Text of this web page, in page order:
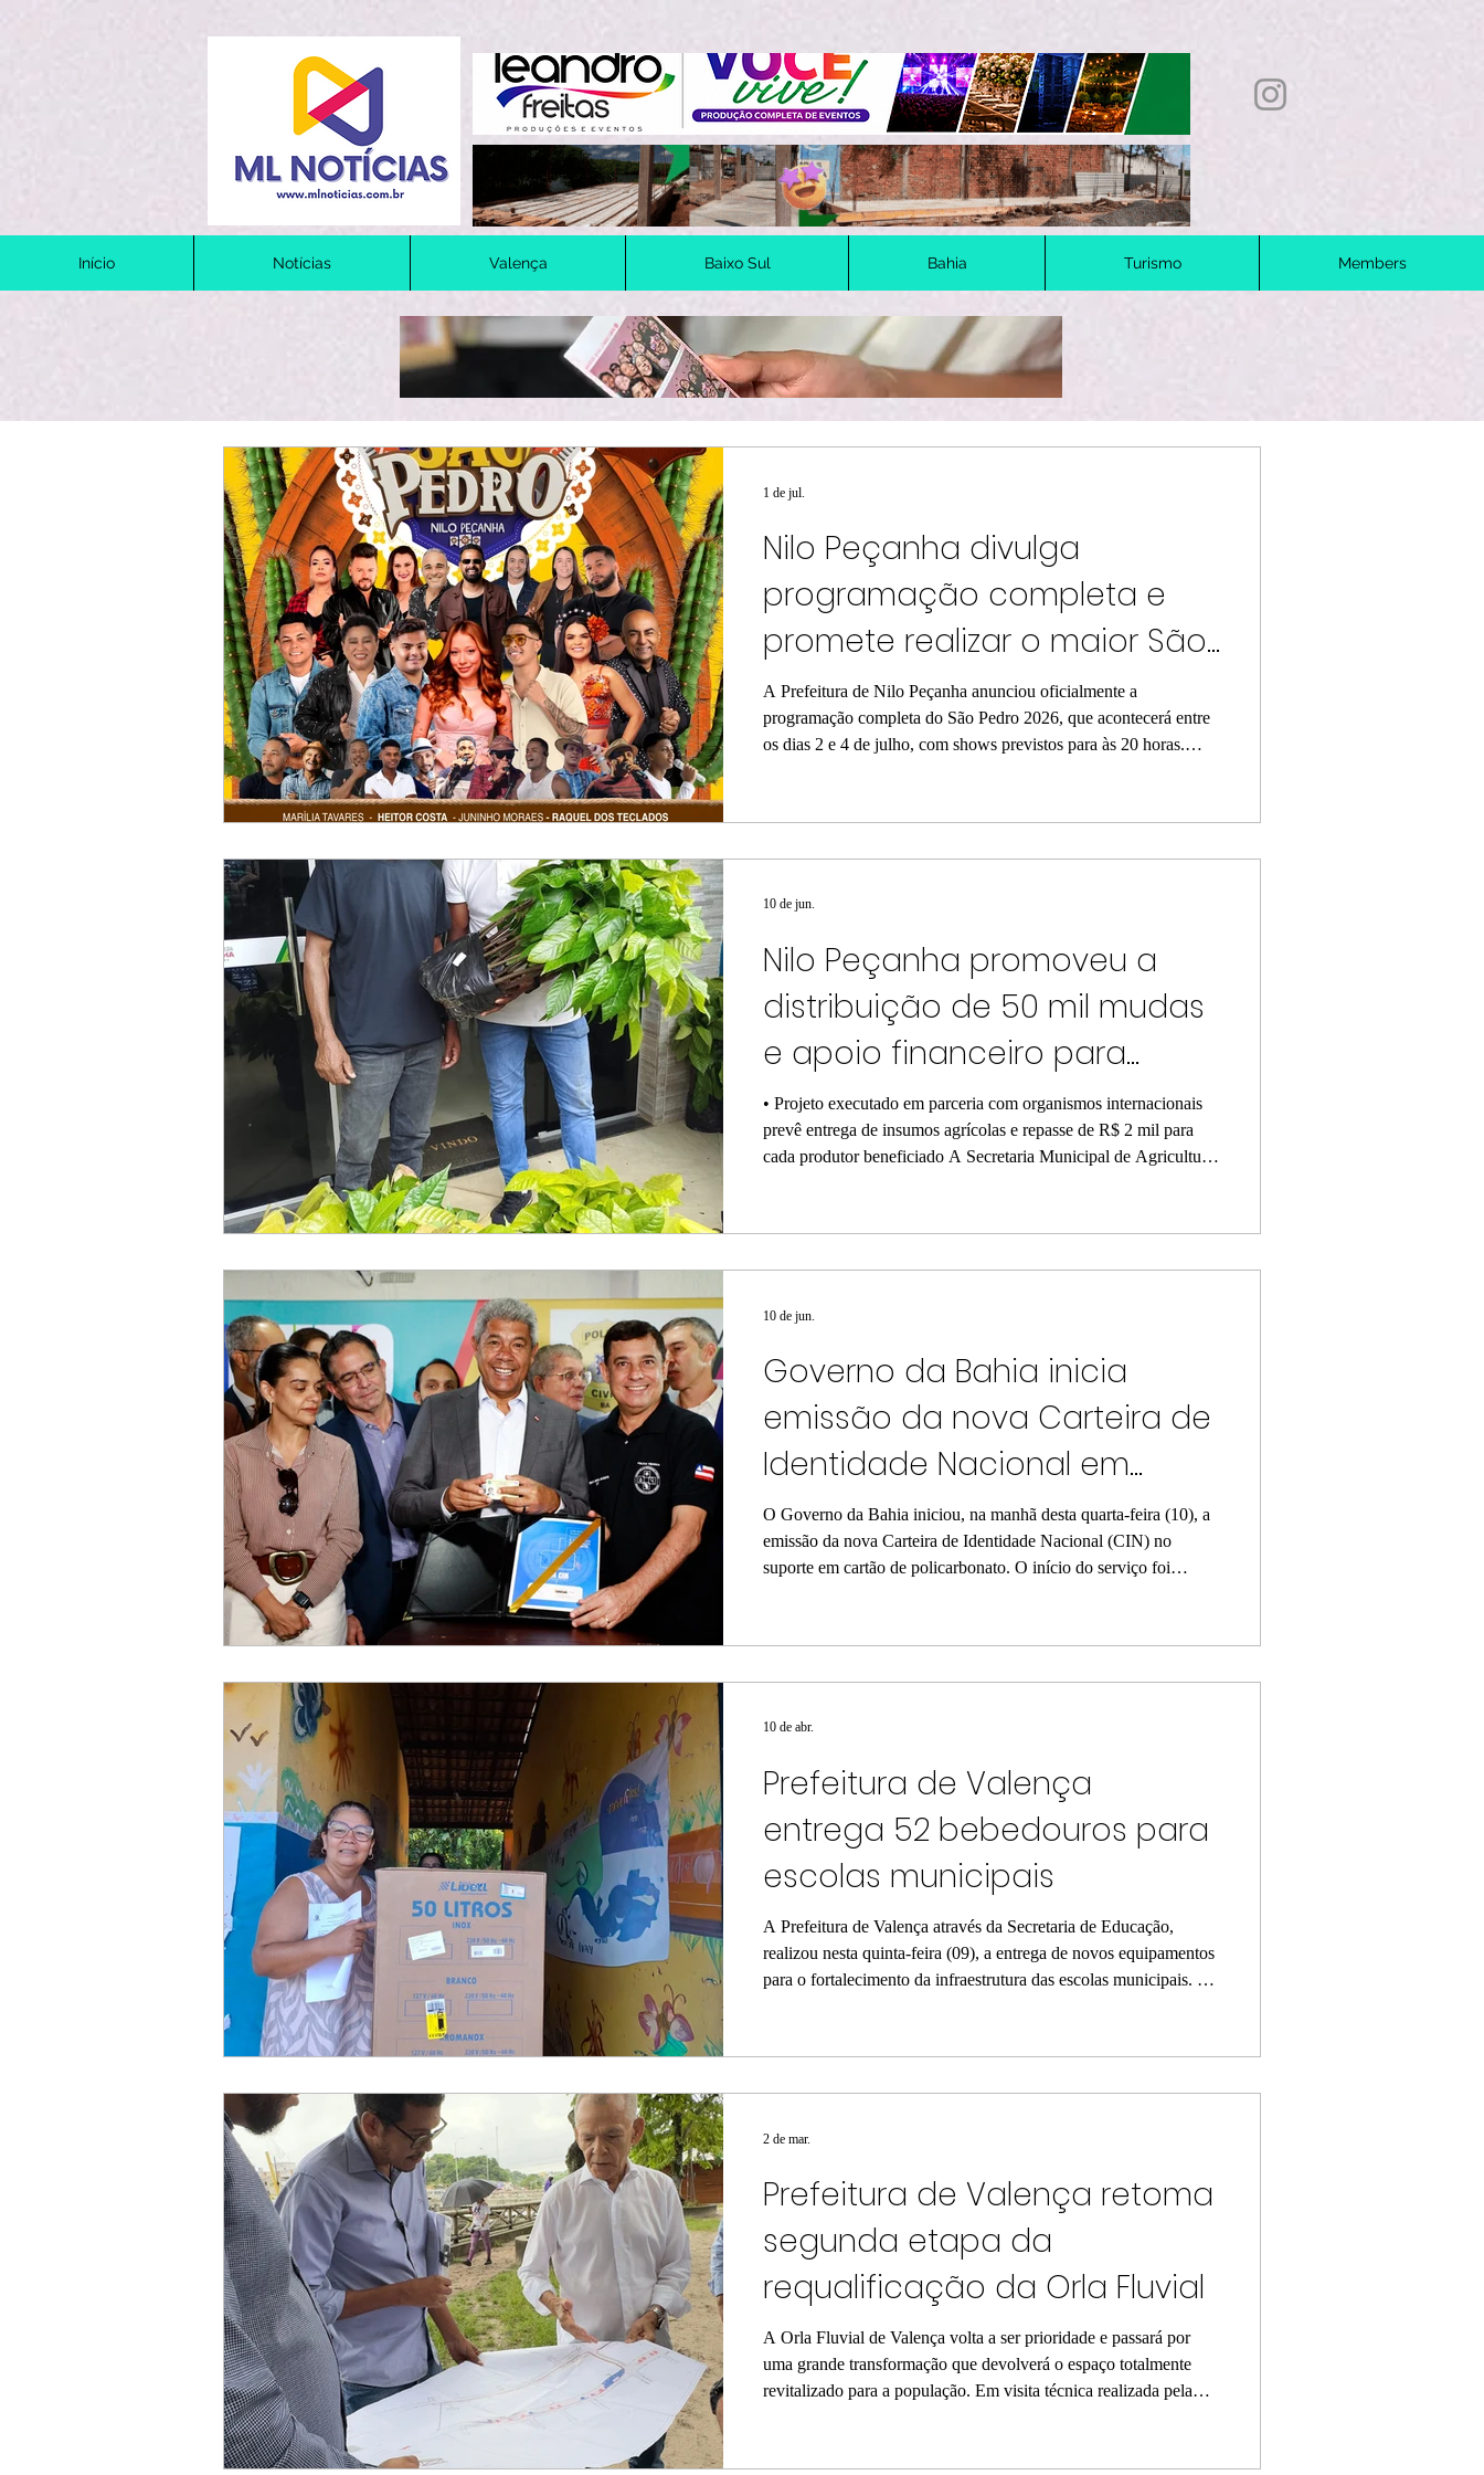
Início Notícias Valença Baixo Sul Bahia Turismo Members
Nilo Peçanha divulga
programação completa e
promete realizar o maior São
Pedro de sua história
A Prefeitura de Nilo Peçanha anunciou oficialmente a
programação completa do São Pedro 2026, que acontecerá entre
os dias 2 e 4 de julho, com shows previstos para às 20 horas.
consolidando a festa como um dos principais eventos juninos da
1 de jul.
Nilo Peçanha promoveu a
distribuição de 50 mil mudas
e apoio financeiro para
agricultores familiares
• Projeto executado em parceria com organismos internacionais
prevê entrega de insumos agrícolas e repasse de R$ 2 mil para
cada produtor beneficiado A Secretaria Municipal de Agricultura
fortalecimento da agricultura familiar desenvolvido em parceria
Desenvolvime
10 de jun.
Governo da Bahia inicia
emissão da nova Carteira de
Identidade Nacional em
policarbonato
O Governo da Bahia iniciou, na manhã desta quarta-feira (10), a
emissão da nova Carteira de Identidade Nacional (CIN) no
suporte em cartão de policarbonato. O início do serviço foi
inauguração do Complexo Policial de Nazaré, em Salvador. A
via seja
10 de jun.
Prefeitura de Valença
entrega 52 bebedouros para
escolas municipais
A Prefeitura de Valença através da Secretaria de Educação,
realizou nesta quinta-feira (09), a entrega de novos equipamentos
para o fortalecimento da infraestrutura das escolas municipais. Ao
unidades com capacidade de 50 litros e 10 unidades de 200 litros.
10 de abr.
Prefeitura de Valença retoma
segunda etapa da
requalificação da Orla Fluvial
A Orla Fluvial de Valença volta a ser prioridade e passará por
uma grande transformação que devolverá o espaço totalmente
revitalizado para a população. Em visita técnica realizada pela
oficializou a continuidade do projeto de requalificação do entorno
2 de mar.